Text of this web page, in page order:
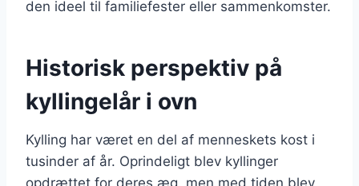
den ideel til familiefester eller sammenkomster.
Historisk perspektiv på
kyllingelår i ovn
Kylling har været en del af menneskets kost i
tusinder af år. Oprindeligt blev kyllinger
opdrættet for deres æg, men med tiden blev